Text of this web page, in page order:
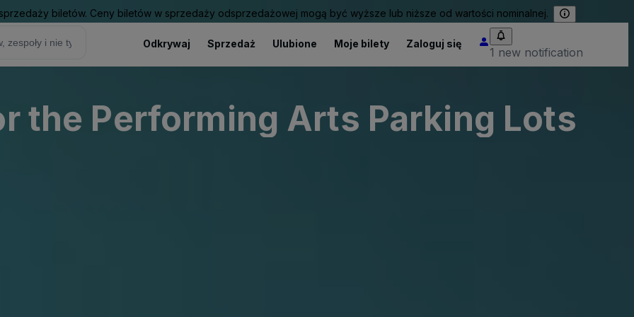
biletów. Ceny biletów w sprzedaży odsprzedażowej mogą być wyższe lub niższe od wartości nominalnej.
Odkrywaj Sprzedaż Ulubione Moje bilety Zaloguj się
1 new notification
the Performing Arts Parking Lots